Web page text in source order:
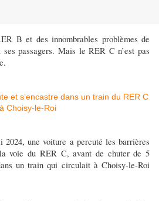
B et des innombrables problèmes de
passagers. Mais le RER C n’est pas
une voiture a percuté les barrières
voie du RER C, avant de chuter de 5
un train qui circulait à Choisy-le-Roi